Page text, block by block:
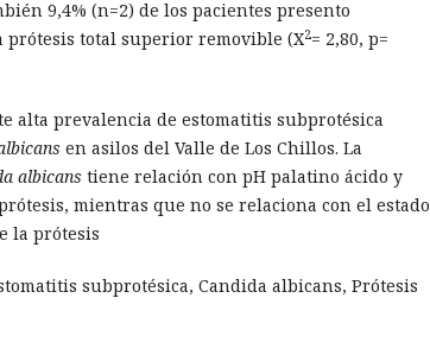
9,4% (n=2) de los pacientes presento
prótesis total superior removible (X2= 2,80, p=
alta prevalencia de estomatitis subprotésica
en asilos del Valle de Los Chillos. La
albicans tiene relación con pH palatino ácido y
mientras que no se relaciona con el estado
la prótesis
subprotésica, Candida albicans, Prótesis